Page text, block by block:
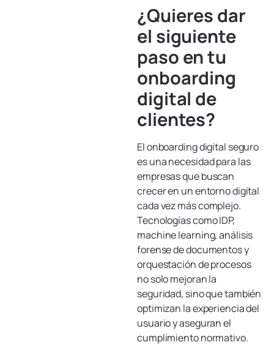
¿Quieres dar
el siguiente
paso en tu
onboarding
digital de
clientes?
El onboarding digital seguro
es una necesidad para las
empresas que buscan
crecer en un entorno digital
cada vez más complejo.
Tecnologías como IDP,
machine learning, análisis
forense de documentos y
orquestación de procesos
no solo mejoran la
seguridad, sino que también
optimizan la experiencia del
usuario y aseguran el
cumplimiento normativo.